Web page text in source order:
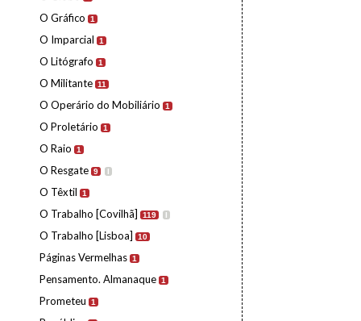
O Gráfico 1
O Imparcial 1
O Litógrafo 1
O Militante 11
O Operário do Mobiliário 1
O Proletário 1
O Raio 1
O Resgate 9 I
O Têxtil 1
O Trabalho [Covilhã] 119 I
O Trabalho [Lisboa] 10
Páginas Vermelhas 1
Pensamento. Almanaque 1
Prometeu 1